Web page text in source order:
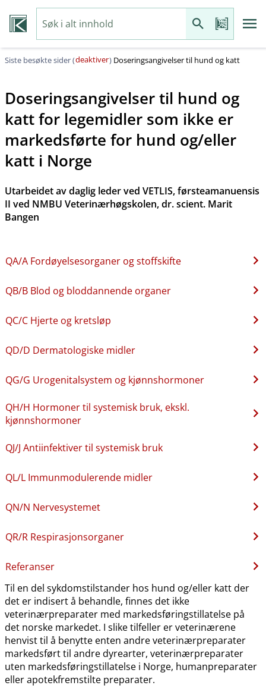
Siste besøkte sider (deaktiver) Doseringsangivelser til hund og katt
Doseringsangivelser til hund og
katt for legemidler som ikke er
markedsførte for hund og​/​eller
katt i Norge
Utarbeidet av daglig leder ved VETLIS, førsteamanuensis
II ved NMBU Veterinærhøgskolen, dr. scient. Marit
Bangen
QA​/​A Fordøyelsesorganer og stoffskifte
QB​/​B Blod og bloddannende organer
QC​/​C Hjerte og kretsløp
QD​/​D Dermatologiske midler
QG​/​G Urogenitalsystem og kjønnshormoner
QH​/​H Hormoner til systemisk bruk, ekskl.
kjønnshormoner
QJ​/​J Antiinfektiver til systemisk bruk
QL​/​L Immunmodulerende midler
QN​/​N Nervesystemet
QR​/​R Respirasjonsorganer
Referanser
Til en del sykdomstilstander hos hund og​/​eller katt der
det er indisert å behandle, finnes det ikke
veterinærpreparater med markedsføringstillatelse på
det norske markedet. I slike tilfeller er veterinærene
henvist til å benytte enten andre veterinærpreparater
markedsført til andre dyrearter, veterinærpreparater
uten markedsføringstillatelse i Norge, humanpreparater
eller apotekfremstilte preparater.